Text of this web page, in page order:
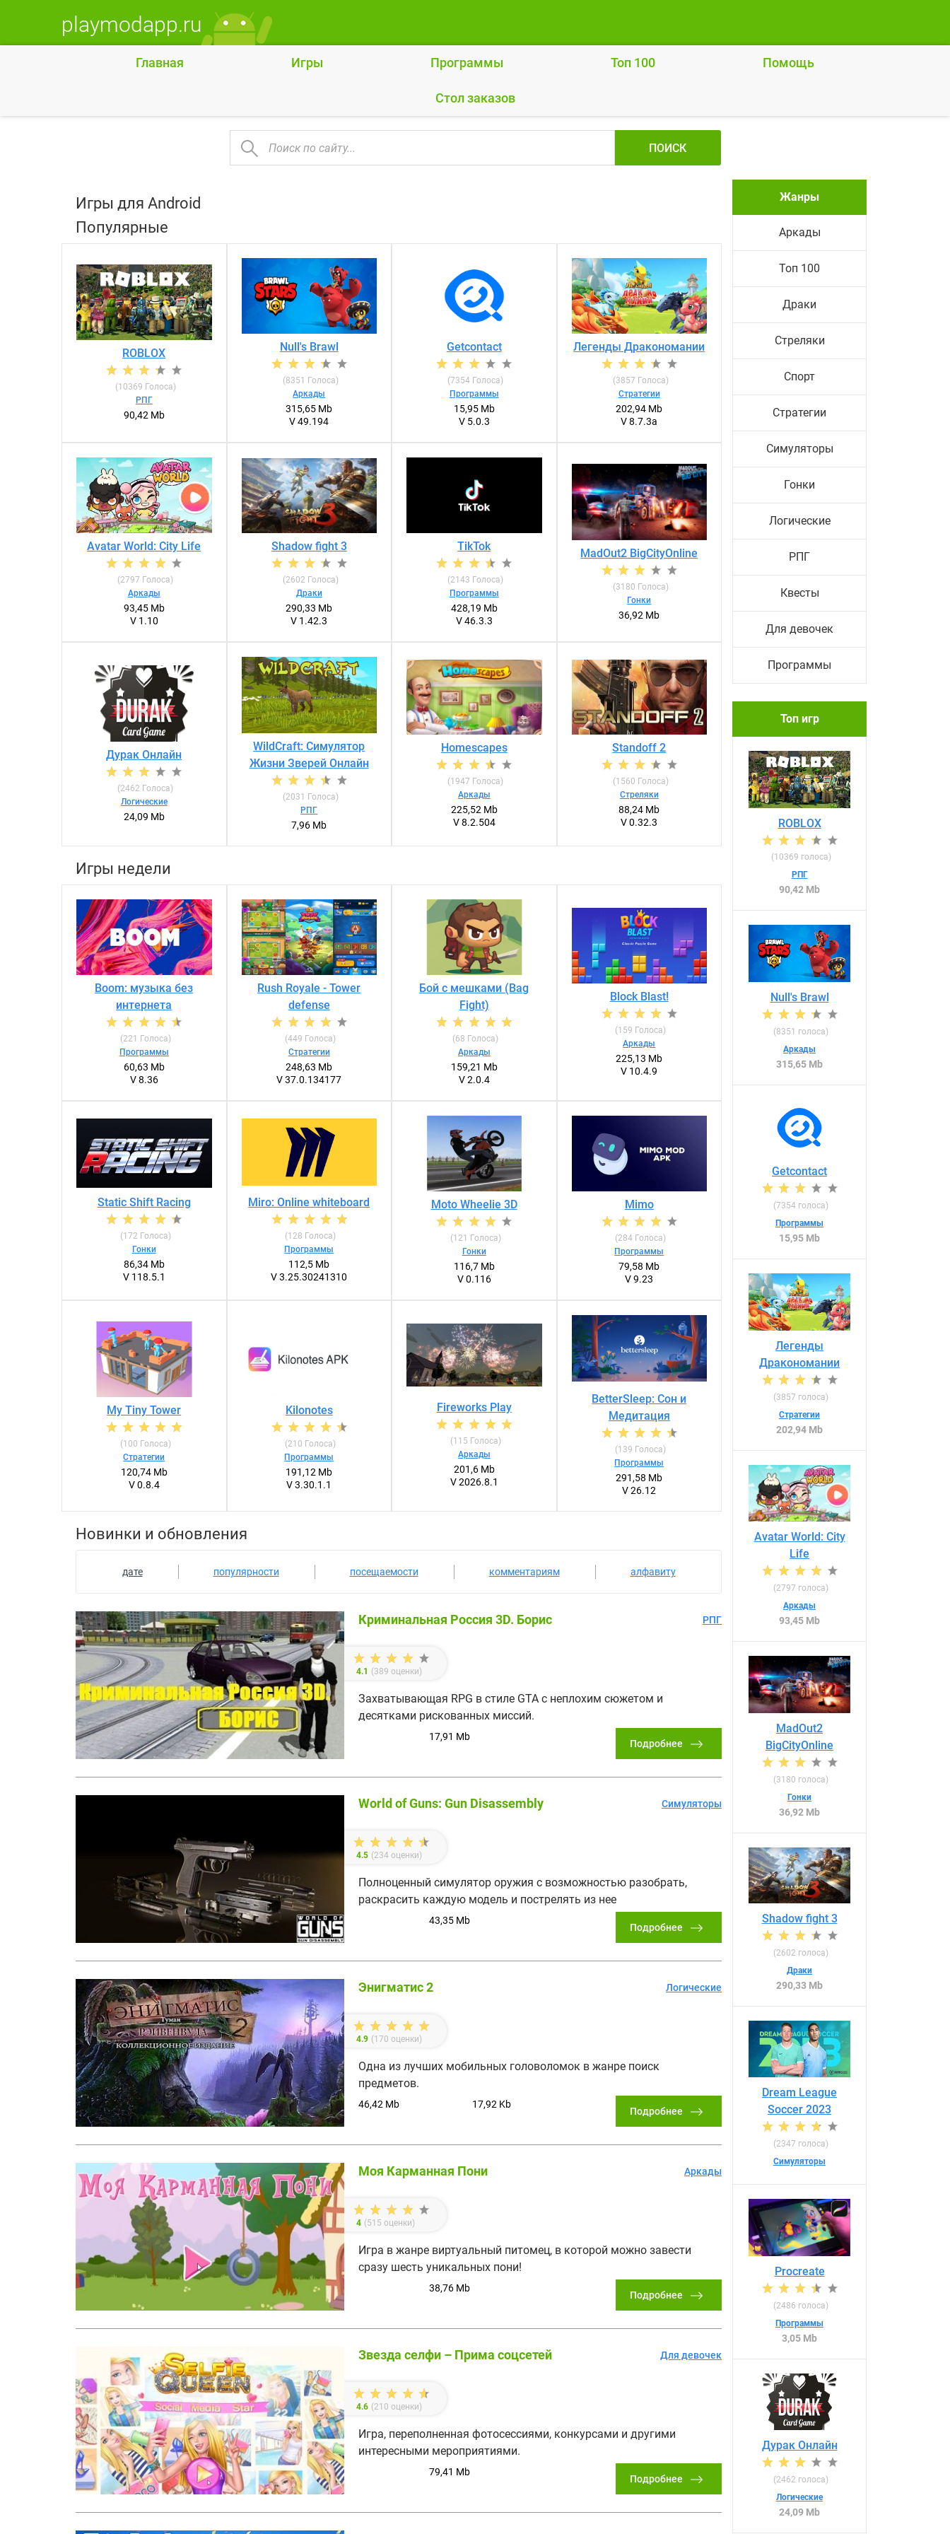
playmodapp.ru
Главная Игры Программы Топ 100 Помощь
Cтол заказов
ПОИСК
Игры для Android
Популярные
ROBLOX
(10369 Голоса)
РПГ
90,42 Mb
Null's Brawl
(8351
Голоса)
Аркады
315,65 Mb
V 49.194
Getcontact
(7354 Голоса)
Программы
15,95 Mb
V 5.0.3
Легенды Дракономании
(3857 Голоса)
Стратегии
202,94 Mb
V 8.7.3a
Avatar World: City Life
(2797 Голоса)
Аркады
93,45 Mb
V 1.10
Shadow fight 3
(2602 Голоса)
Драки
290,33 Mb
V 1.42.3
TikTok
(2143 Голоса)
Программы
428,19 Mb
V 46.3.3
MadOut2 BigCityOnline
(3180 Голоса)
Гонки
36,92 Mb
Дурак Онлайн
(2462 Голоса)
Логические
24,09 Mb
WildCraft: Симулятор
Жизни Зверей Онлайн
(2031 Голоса)
РПГ
7,96 Mb
Homescapes
(1947 Голоса)
Аркады
225,52 Mb
V 8.2.504
Standoff 2
(1560 Голоса)
Стреляки
88,24 Mb
V 0.32.3
Игры недели
Boom: музыка без
интернета
(221
Голоса)
Программы
60,63 Mb
V 8.36
Rush Royale - Tower
defense
(449 Голоса)
Стратегии
248,63 Mb
V 37.0.134177
Бой с мешками (Bag
Fight)
(68 Голоса)
Аркады
159,21 Mb
V 2.0.4
Block Blast!
(159 Голоса)
Аркады
225,13 Mb
V 10.4.9
Static Shift Racing
(172 Голоса)
Гонки
86,34 Mb
V 118.5.1
Miro: Online whiteboard
(128 Голоса)
Программы
112,5 Mb
V 3.25.30241310
Moto Wheelie 3D
(121
Голоса)
Гонки
116,7 Mb
V 0.116
Mimo
(284 Голоса)
Программы
79,58 Mb
V 9.23
My Tiny Tower
(100 Голоса)
Стратегии
120,74 Mb
V 0.8.4
Kilonotes
(210 Голоса)
Программы
191,12 Mb
V 3.30.1.1
Fireworks Play
(115 Голоса)
Аркады
201,6 Mb
V 2026.8.1
BetterSleep: Сон и
Медитация
(139 Голоса)
Программы
291,58 Mb
V 26.12
Новинки и обновления
дате популярности посещаемости комментариям алфавиту
Криминальная Россия 3D. Борис
4.1 (389 оценки)
Захватывающая RPG в стиле GTA с неплохим сюжетом и
десятками рискованных миссий.
17,91 Mb
РПГ
Подробнее
World of Guns: Gun Disassembly
4.5 (234 оценки)
Полноценный симулятор оружия с возможностью разобрать,
раскрасить каждую модель и пострелять из нее
43,35 Mb
Симуляторы
Подробнее
Энигматис 2
4.9 (170 оценки)
Одна из лучших мобильных головоломок в жанре поиск
предметов.
46,42 Mb 17,92 Kb
Логические
Подробнее
Моя Карманная Пони
4 (515 оценки)
Игра в жанре виртуальный питомец, в которой можно завести
сразу шесть уникальных пони!
38,76 Mb
Аркады
Подробнее
Звезда селфи – Прима соцсетей
4.6 (210 оценки)
Игра, переполненная фотосессиями, конкурсами и другими
интересными мероприятиями.
79,41 Mb
Для девочек
Подробнее
Жанры
Аркады
Топ 100
Драки
Стреляки
Спорт
Стратегии
Симуляторы
Гонки
Логические
РПГ
Квесты
Для девочек
Программы
Топ игр
ROBLOX
(10369 голоса)
РПГ
90,42 Mb
Null's Brawl
(8351 голоса)
Аркады
315,65 Mb
Getcontact
(7354 голоса)
Программы
15,95 Mb
Легенды
Дракономании
(3857 голоса)
Стратегии
202,94 Mb
Avatar World: City
Life
(2797 голоса)
Аркады
93,45 Mb
MadOut2
BigCityOnline
(3180 голоса)
Гонки
36,92 Mb
Shadow fight 3
(2602 голоса)
Драки
290,33 Mb
Dream League
Soccer 2023
(2347 голоса)
Симуляторы
Procreate
(2486 голоса)
Программы
3,05 Mb
Дурак Онлайн
(2462 голоса)
Логические
24,09 Mb